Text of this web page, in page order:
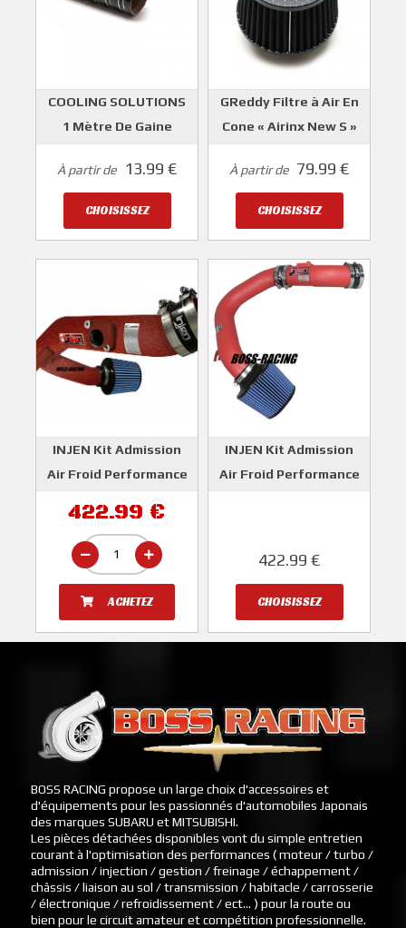
COOLING SOLUTIONS
1 Mètre De Gaine
Température
À partir de 13.99 €
CHOISISSEZ
GReddy Filtre à Air En
Cone « Airinx New S »
GREDDY
À partir de 79.99 €
CHOISISSEZ
INJEN Kit Admission
Air Froid Performance
IMPREZA WRX Et STI
2001-2007
INJEN
422.99 €
ACHETEZ
INJEN Kit Admission
Air Froid Performance
422.99 €
CHOISISSEZ
BOSS RACING propose un large choix d'accessoires et
d'équipements pour les passionnés d'automobiles Japonais
des marques SUBARU et MITSUBISHI.
Les pièces détachées disponibles vont du simple entretien
courant à l'optimisation des performances ( moteur / turbo /
admission / injection / gestion / freinage / échappement /
châssis / liaison au sol / transmission / habitacle / carrosserie
/ électronique / refroidissement / ect... ) pour la route ou
bien pour le circuit amateur et compétition professionnelle.